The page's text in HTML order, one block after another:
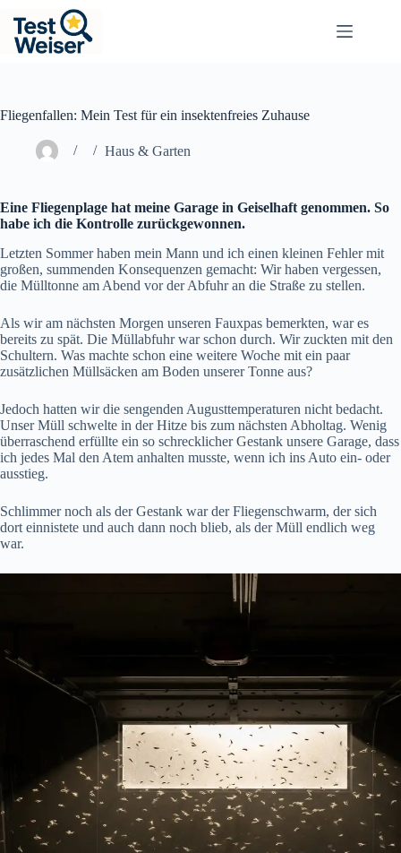
Inhalt
springen
Fliegenfallen: Mein Test für ein insektenfreies Zuhause
Haus & Garten
Eine Fliegenplage hat meine Garage in Geiselhaft genommen. So
habe ich die Kontrolle zurückgewonnen.
Letzten Sommer haben mein Mann und ich einen kleinen Fehler mit
großen, summenden Konsequenzen gemacht: Wir haben vergessen,
die Mülltonne am Abend vor der Abfuhr an die Straße zu stellen.
Als wir am nächsten Morgen unseren Fauxpas bemerkten, war es
bereits zu spät. Die Müllabfuhr war schon durch. Wir zuckten mit den
Schultern. Was machte schon eine weitere Woche mit ein paar
zusätzlichen Müllsäcken am Boden unserer Tonne aus?
Jedoch hatten wir die sengenden Augusttemperaturen nicht bedacht.
Unser Müll schwelte in der Hitze bis zum nächsten Abholtag. Wenig
überraschend erfüllte ein so schrecklicher Gestank unsere Garage, dass
ich jedes Mal den Atem anhalten musste, wenn ich ins Auto ein- oder
ausstieg.
Schlimmer noch als der Gestank war der Fliegenschwarm, der sich
dort einnistete und auch dann noch blieb, als der Müll endlich weg
war.